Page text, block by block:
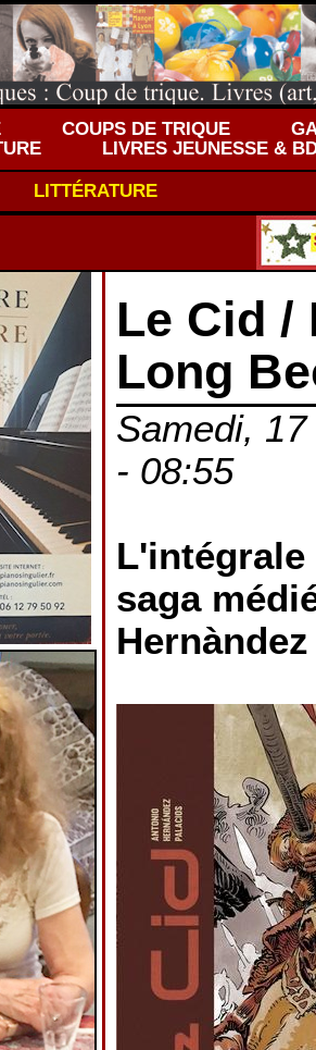
COUPS DE TRIQUE
LIVRES JEUNESSE &
LITTÉRATURE
Le Cid /
Long
Samedi,
- 08:55
saga